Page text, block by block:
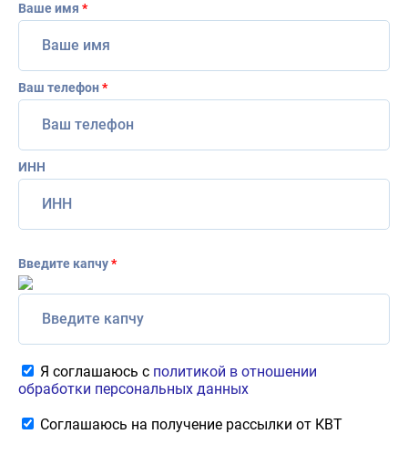
Ваше имя *
Ваш телефон*
ИНН
Введите капчу*
Я соглашаюсь с политикой в отношении
обработки персональных данных
Соглашаюсь на получение рассылки от КВТ